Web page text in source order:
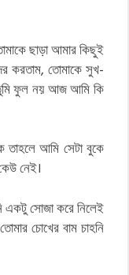
ছাড়া আমার কিছুই
করতাম, তোমাকে সুখ-
ফুল নয় আজ আমি কি
তাহলে আমি সেটা বুকে
নেই।
একটু সোজা করে নিলেই
চোখের বাম চাহনি